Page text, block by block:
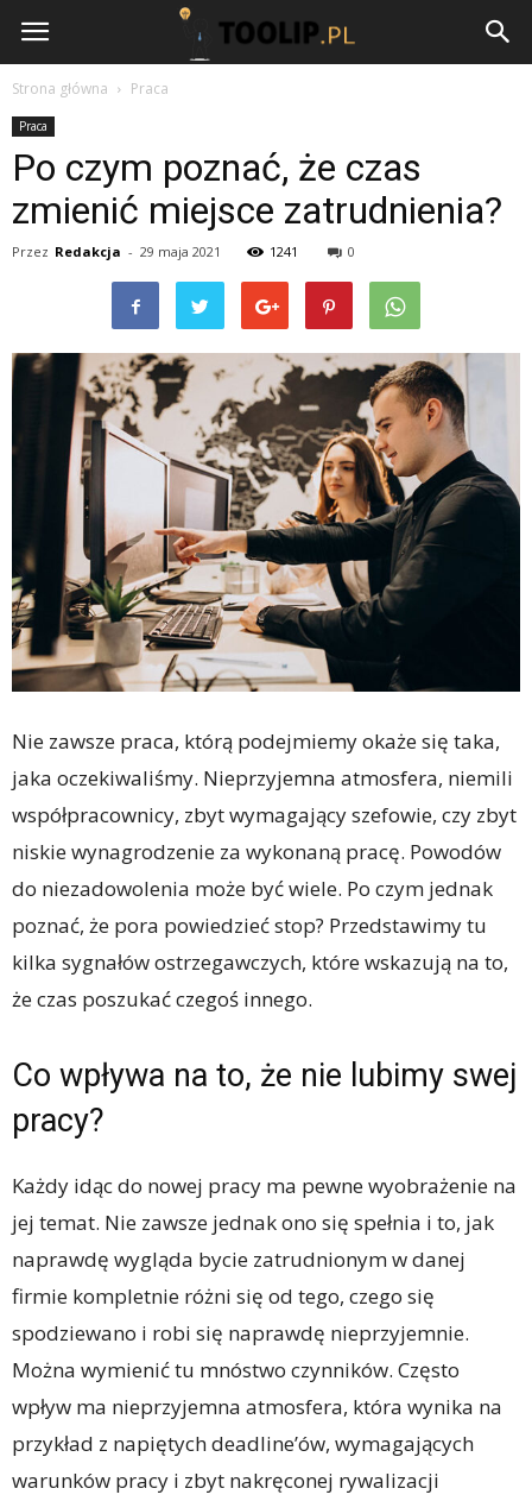
Toolip.pl
Strona główna Praca
Praca
Po czym poznać, że czas
zmienić miejsce zatrudnienia?
Przez Redakcja - 29 maja 2021 1241 0
Nie zawsze praca, którą podejmiemy okaże się taka,
jaka oczekiwaliśmy. Nieprzyjemna atmosfera, niemili
współpracownicy, zbyt wymagający szefowie, czy zbyt
niskie wynagrodzenie za wykonaną pracę. Powodów
do niezadowolenia może być wiele. Po czym jednak
poznać, że pora powiedzieć stop? Przedstawimy tu
kilka sygnałów ostrzegawczych, które wskazują na to,
że czas poszukać czegoś innego.
Co wpływa na to, że nie lubimy swej
pracy?
Każdy idąc do nowej pracy ma pewne wyobrażenie na
jej temat. Nie zawsze jednak ono się spełnia i to, jak
naprawdę wygląda bycie zatrudnionym w danej
firmie kompletnie różni się od tego, czego się
spodziewano i robi się naprawdę nieprzyjemnie.
Można wymienić tu mnóstwo czynników. Często
wpływ ma nieprzyjemna atmosfera, która wynika na
przykład z napiętych deadline’ów, wymagających
warunków pracy i zbyt nakręconej rywalizacji